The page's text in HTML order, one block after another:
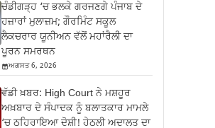
ਚੰਡੀਗੜ੍ਹ ‘ਚ ਭਲਕੇ ਗਰਜਣਗੇ ਪੰਜਾਬ ਦੇ
ਹਜ਼ਾਰਾਂ ਮੁਲਾਜ਼ਮ; ਗੌਰਮਿੰਟ ਸਕੂਲ
ਲੈਕਚਰਾਰ ਯੂਨੀਅਨ ਵੱਲੋਂ ਮਹਾਂਰੈਲੀ ਦਾ
ਪੂਰਨ ਸਮਰਥਨ
ਅਗਸਤ 6, 2026
ਵੱਡੀ ਖ਼ਬਰ: High Court ਨੇ ਮਸ਼ਹੂਰ
ਅਖ਼ਬਾਰ ਦੇ ਸੰਪਾਦਕ ਨੂੰ ਬਲਾਤਕਾਰ ਮਾਮਲੇ
‘ਚ ਠਹਿਰਾਇਆ ਦੋਸ਼ੀ! ਹੇਠਲੀ ਅਦਾਲਤ ਦਾ